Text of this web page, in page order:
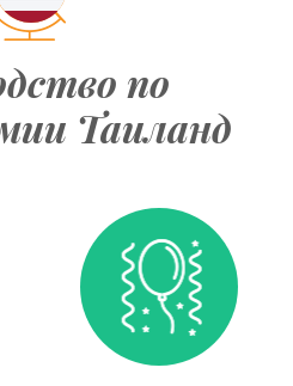
по
Таиланд